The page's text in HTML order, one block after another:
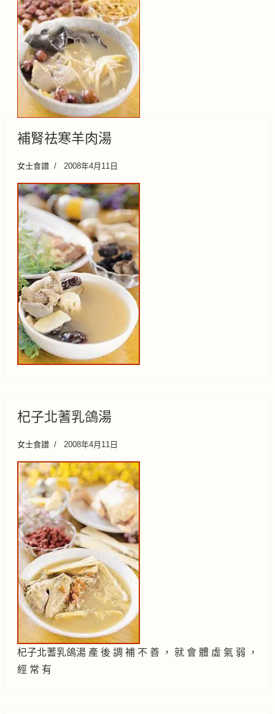
補腎祛寒羊肉湯
女士食譜 2008年4月11日
杞子北蓍乳鴿湯
女士食譜 2008年4月11日
杞子北蓍乳鴿湯 產 後 調 補 不 善 ， 就 會 體 虛 氣 弱 ，
經 常 有